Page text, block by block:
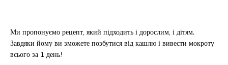
Ми пропонуємо рецепт, який підходить і дорослим, і дітям.
Завдяки йому ви зможете позбутися від кашлю і вивести мокроту
всього за 1 день!